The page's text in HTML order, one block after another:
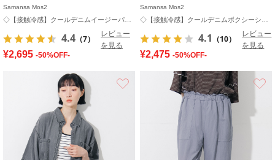
Samansa Mos2
4.4 （7）
レビュー
を見る
¥2,695 -50%OFF-
Samansa Mos2
4.1 （10）
レビュー
を見る
¥2,475 -50%OFF-